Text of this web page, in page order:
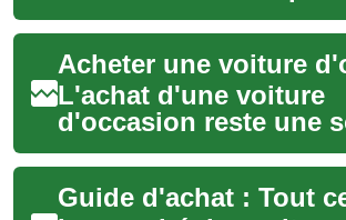
expansion, offrant aux
consommateurs une
alternative
L'achat d'une voiture
d'occasion reste une
intelligente pour
coût d'une voiture
sacrifier la...